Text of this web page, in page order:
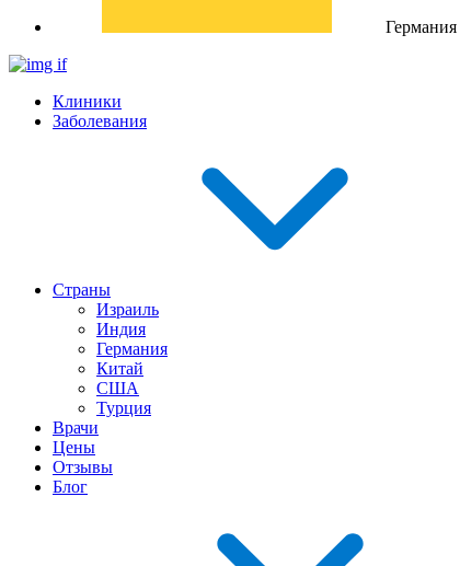
Германия
Клиники
Заболевания
Страны
Израиль
Индия
Германия
Китай
США
Турция
Врачи
Цены
Отзывы
Блог